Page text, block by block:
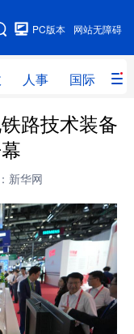
网站无障碍
PC版本
人事 国际 财
人事
线
体育
军事
政务
汽车
路技术装备
新华网